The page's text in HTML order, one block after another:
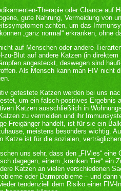
Therapie oder Chance auf
gute Nahrung, Vermeidung von
achten, um das
„ganz normal“ erkranken, ohne
auf Menschen oder andere
zu-Blut auf andere Katzen (in
angesteckt, deswegen sind
Als Mensch kann man FIV nicht
getestete Katzen werden bei uns
um ein falsch-positives Ergebnis
Katzen ausschließlich in
zu vermeiden und ihr
Freigänger handelt, ist für sie ein
meistens besonders wichtig.
Katze ist für die sozialen,
uns sehr, dass den „FIVies“
dagegen, einem „kranken Tier“ ein
Katzen an vielen verschiedenen
oder Darmprobleme – und
tendenziell dem Risiko einer FIV-